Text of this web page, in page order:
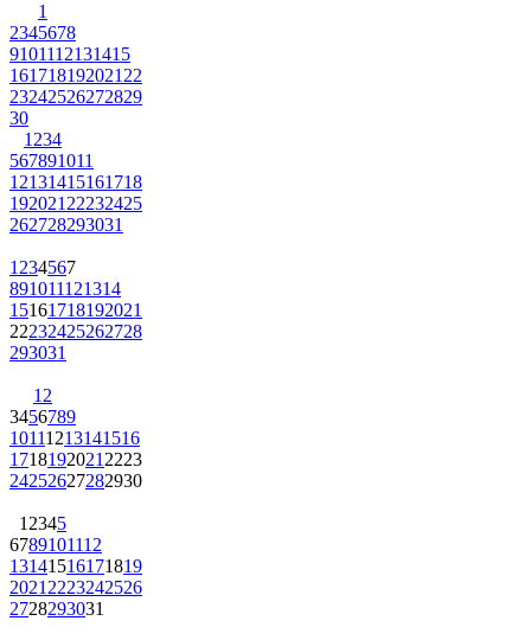
1
2345678
9101112131415
16171819202122
23242526272829
30
1234
567891011
12131415161718
19202122232425
262728293031
1234567
891011121314
15161718192021
22232425262728
293031
12
3456789
10111213141516
17181920212223
24252627282930
12345
6789101112
13141516171819
20212223242526
2728293031